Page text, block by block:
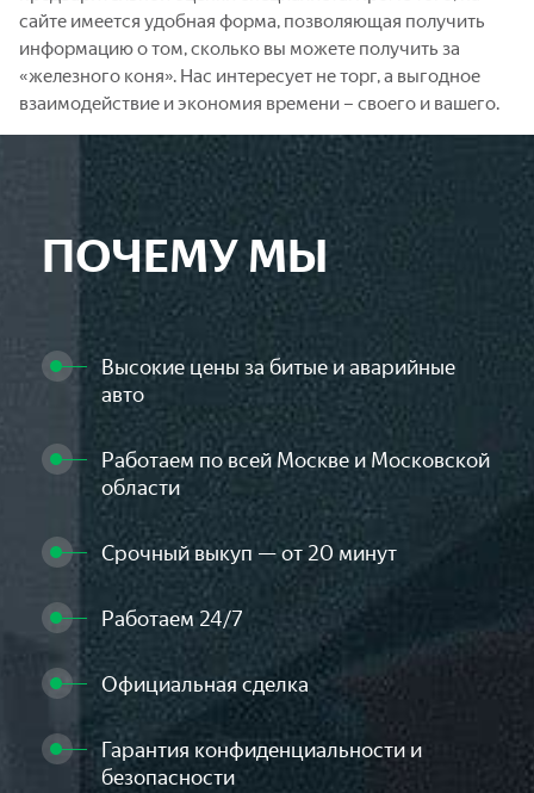
сайте имеется удобная форма, позволяющая получить
информацию о том, сколько вы можете получить за
«железного коня». Нас интересует не торг, а выгодное
взаимодействие и экономия времени – своего и вашего.
ПОЧЕМУ МЫ
Высокие цены за битые и аварийные
авто
Работаем по всей Москве и Московской
области
Срочный выкуп — от 20 минут
Работаем 24/7
Официальная сделка
Гарантия конфиденциальности и
безопасности